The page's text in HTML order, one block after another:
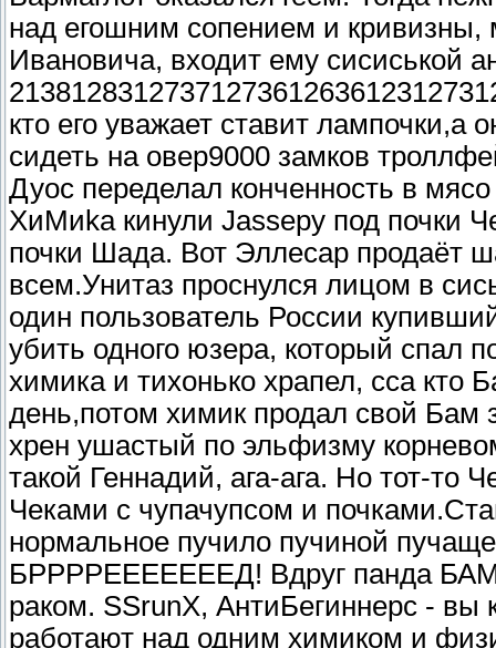
над егошним сопением и кривизны,
Ивановича, входит ему сисиськой
кто его уважает ставит лампочки,а
сидеть на овер9000 замков
Дуос переделал конченность в
ХиМиkа кинули Jassеру под почки
почки Шада. Вот Эллесар продаёт
всем.Унитаз проснулся лицом в
один пользователь России
убить одного юзера, который спал
химика и тихонько храпел, сса кто
день,потом химик продал свой Бам
хрен ушастый по эльфизму
такой Геннадий, ага-ага. Но тот-то
Чеками с чупачупсом и
нормальное пучило пучиной
БРРРРЕЕЕЕЕЕЕД! Вдруг панда
раком. SSrunX, АнтиБегиннерс -
работают над одним химиком и